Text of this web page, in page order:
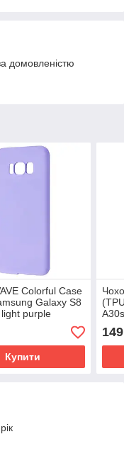
домовленістю
Colorful Case
Galaxy S8
purple
Купити
149